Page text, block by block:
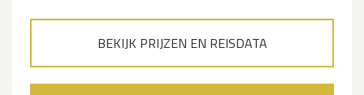
BEKIJK PRIJZEN EN REISDATA